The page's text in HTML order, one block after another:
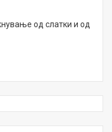
од слатки и од